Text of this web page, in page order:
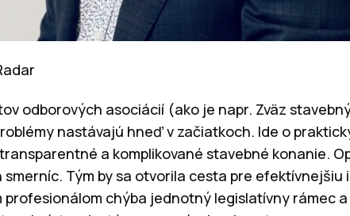
odborových asociácií (ako je napr. Zväz
nastávajú hneď v začiatkoch. Ide o
a komplikované stavebné konanie.
Tým by sa otvorila cesta pre efektívnejšiu
chýba jednotný legislatívny rámec